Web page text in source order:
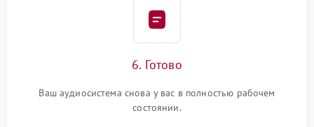
6. Готово
Ваш аудиосистема снова у вас в полностью рабочем
состоянии.